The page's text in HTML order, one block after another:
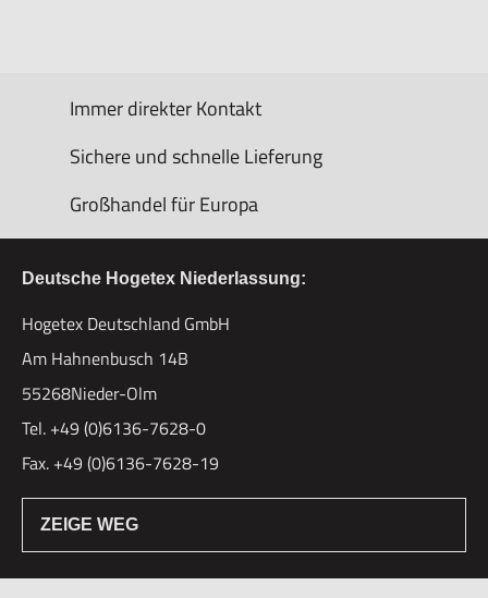
Immer direkter Kontakt
Sichere und schnelle Lieferung
Großhandel für Europa
Deutsche Hogetex Niederlassung:
Hogetex Deutschland GmbH
Am Hahnenbusch 14B
55268Nieder-Olm
Tel. +49 (0)6136-7628-0
Fax. +49 (0)6136-7628-19
ZEIGE WEG